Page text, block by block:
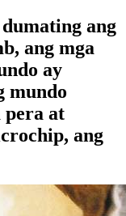
ang
ang mga
ay
mundo
pera at
ang